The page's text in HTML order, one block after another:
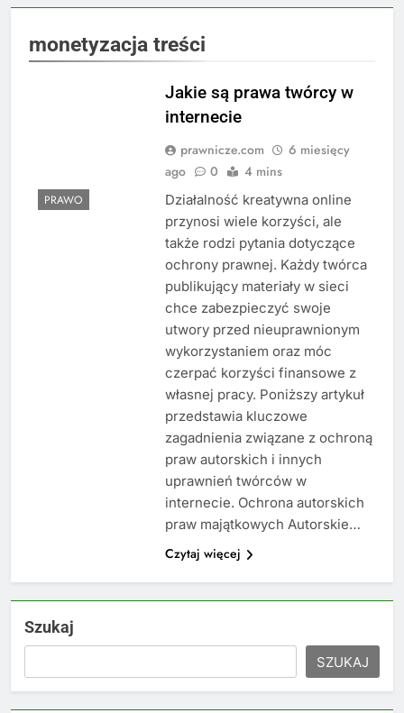
monetyzacja treści
PRAWO
Jakie są prawa twórcy w
internecie
prawnicze.com
6 miesięcy
ago
0 4 mins
Działalność kreatywna online
przynosi wiele korzyści, ale
także rodzi pytania dotyczące
ochrony prawnej. Każdy twórca
publikujący materiały w sieci
chce zabezpieczyć swoje
utwory przed nieuprawnionym
wykorzystaniem oraz móc
czerpać korzyści finansowe z
własnej pracy. Poniższy artykuł
przedstawia kluczowe
zagadnienia związane z ochroną
praw autorskich i innych
uprawnień twórców w
internecie. Ochrona autorskich
praw majątkowych Autorskie…
Czytaj więcej
Szukaj
SZUKAJ